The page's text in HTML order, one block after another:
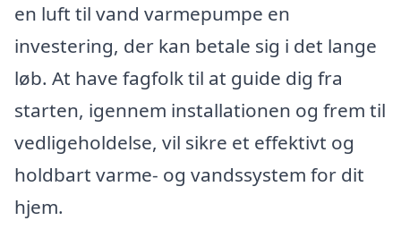
en luft til vand varmepumpe en
investering, der kan betale sig i det lange
løb. At have fagfolk til at guide dig fra
starten, igennem installationen og frem til
vedligeholdelse, vil sikre et effektivt og
holdbart varme- og vandssystem for dit
hjem.